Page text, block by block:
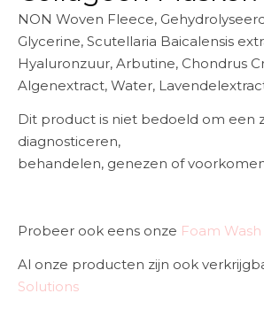
NON Woven Fleece,
Glycerine, Scutellaria Baicalensis
Hyaluronzuur, Arbutine, Chondrus
Algenextract, Water,
Dit product is niet bedoeld om een
diagnosticeren,
behandelen, genezen of
Probeer ook eens onze Foam Wash
Al onze producten zijn ook
Solutions